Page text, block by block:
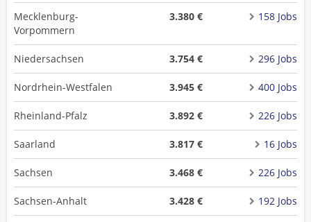
Mecklenburg-
Vorpommern
3.380 € 158 Jobs
Niedersachsen 3.754 € 296 Jobs
Nordrhein-Westfalen 3.945 € 400 Jobs
Rheinland-Pfalz 3.892 € 226 Jobs
Saarland 3.817 € 16 Jobs
Sachsen 3.468 € 226 Jobs
Sachsen-Anhalt 3.428 € 192 Jobs